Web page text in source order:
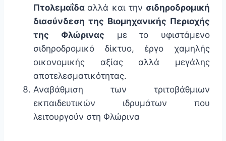
Πτολεμαΐδα αλλά και την σιδηροδρομική
διασύνδεση της Βιομηχανικής Περιοχής
της Φλώρινας με το υφιστάμενο
σιδηροδρομικό δίκτυο, έργο χαμηλής
οικονομικής αξίας αλλά μεγάλης
αποτελεσματικότητας.
Αναβάθμιση των τριτοβάθμιων
εκπαιδευτικών ιδρυμάτων που
λειτουργούν στη Φλώρινα